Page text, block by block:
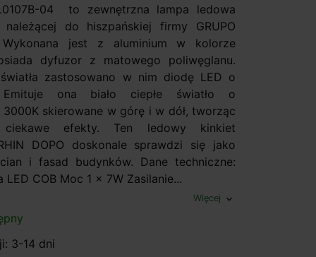
04 to zewnętrzna lampa ledowa
należącej do hiszpańskiej firmy GRUPO
Wykonana jest z aluminium w kolorze
dyfuzor z matowego poliwęglanu.
zastosowano w nim diodę LED o
ona biało ciepłe światło o
skierowane w górę i w dół, tworząc
efekty. Ten ledowy kinkiet
DOPO doskonale sprawdzi się jako
i fasad budynków. Dane techniczne:
LED COB Moc 1 x 7W Zasilanie...
Więcej expand_more
3-14 dni